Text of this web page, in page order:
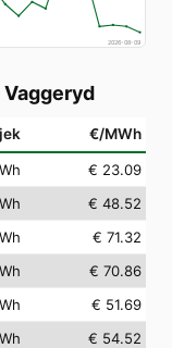
2026-08-09
Vaggeryd
€/MWh
€ 23.09
€ 48.52
€ 71.32
€ 70.86
€ 51.69
€ 54.52